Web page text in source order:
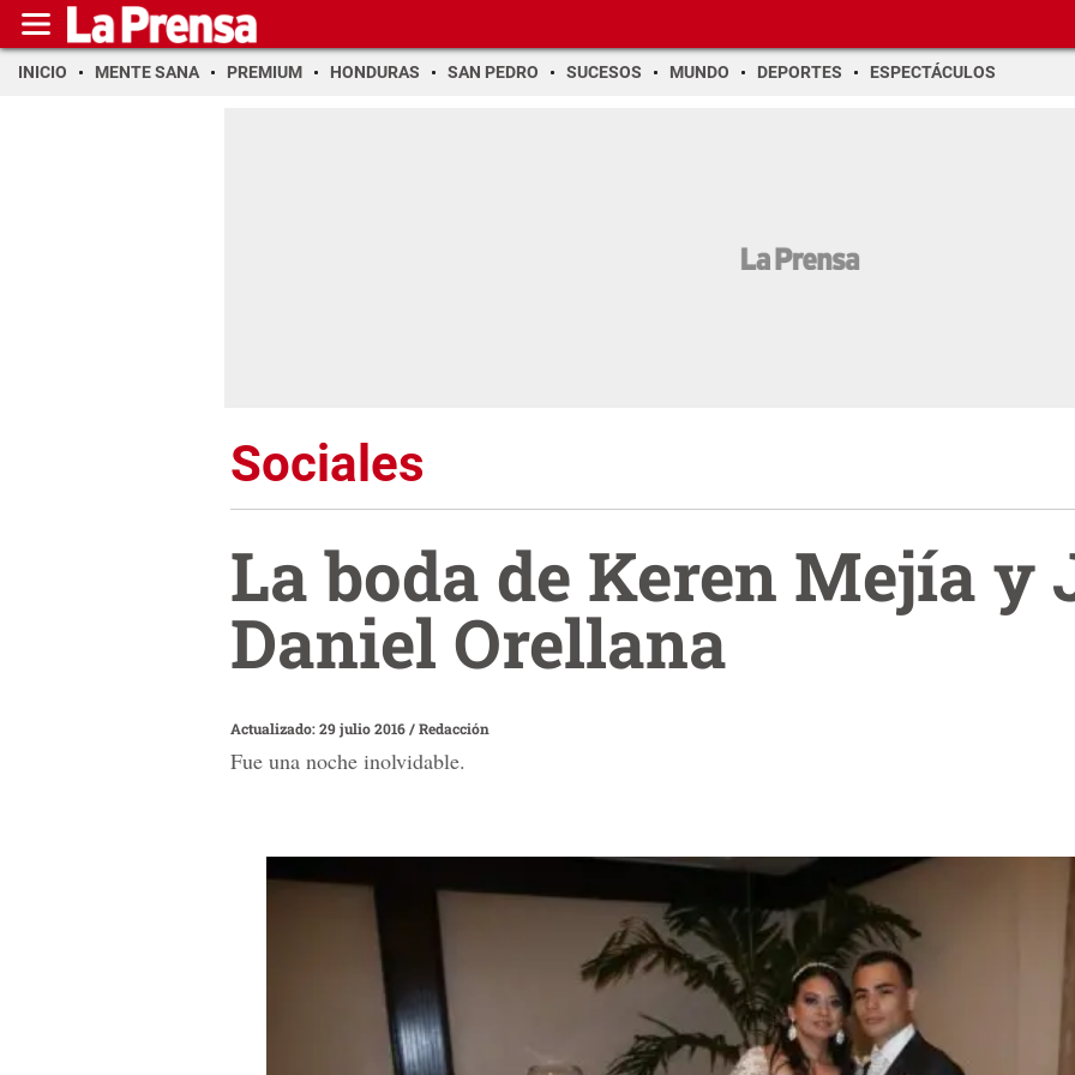
INICIO MENTE SANA PREMIUM HONDURAS SAN PEDRO SUCESOS MUNDO DEPORTES ESPECTÁCULOS
Sociales
La boda de Keren Mejía y
Daniel Orellana
Actualizado: 29 julio 2016/Redacción
Fue una noche inolvidable.